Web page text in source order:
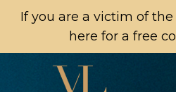
If you are a victim of
here for a free